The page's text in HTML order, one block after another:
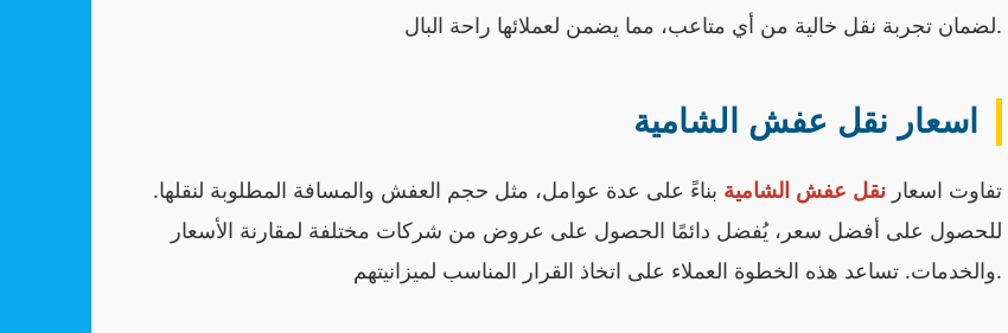
لضمان تجربة نقل خالية من أي متاعب، مما يضمن لعملائها راحة البال.
اسعار نقل عفش الشامية
تفاوت اسعار نقل عفش الشامية بناءً على عدة عوامل، مثل حجم العفش والمسافة المطلوبة لنقلها.
للحصول على أفضل سعر، يُفضل دائمًا الحصول على عروض من شركات مختلفة لمقارنة الأسعار
والخدمات. تساعد هذه الخطوة العملاء على اتخاذ القرار المناسب لميزانيتهم.